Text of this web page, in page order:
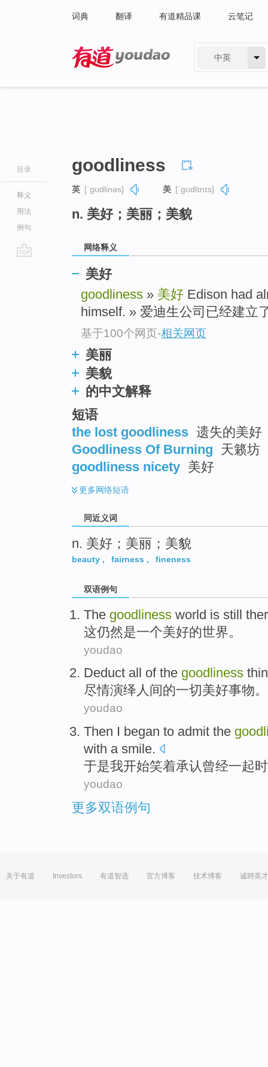
词典 翻译 有道精品课 云笔记
中英
目录
释义
用法
例句
goodliness
英 [ˈɡʊdlinəs] 美 [ˈɡʊdlɪnɪs]
n. 美好；美丽；美貌
网络释义
美好
goodliness » 美好 Edison had
himself. » 爱迪生公司已经建立
基于100个网页-相关网页
美丽
美貌
的中文解释
短语
the lost goodliness 遗失的美好
Goodliness Of Burning 天籁坊
goodliness nicety 美好
更多网络短语
同近义词
n. 美好；美丽；美貌
beauty , fairness , fineness
双语例句
The goodliness world is still
这仍然是一个美好的世界。
youdao
Deduct all of the goodliness
尽情演绎人间的一切美好事物。
youdao
Then I began to admit the
with a smile.
于是我开始笑着承认 曾经一起
youdao
更多双语例句
关于有道 Investors 有道智选 官方博客 技术博客 诚聘英才